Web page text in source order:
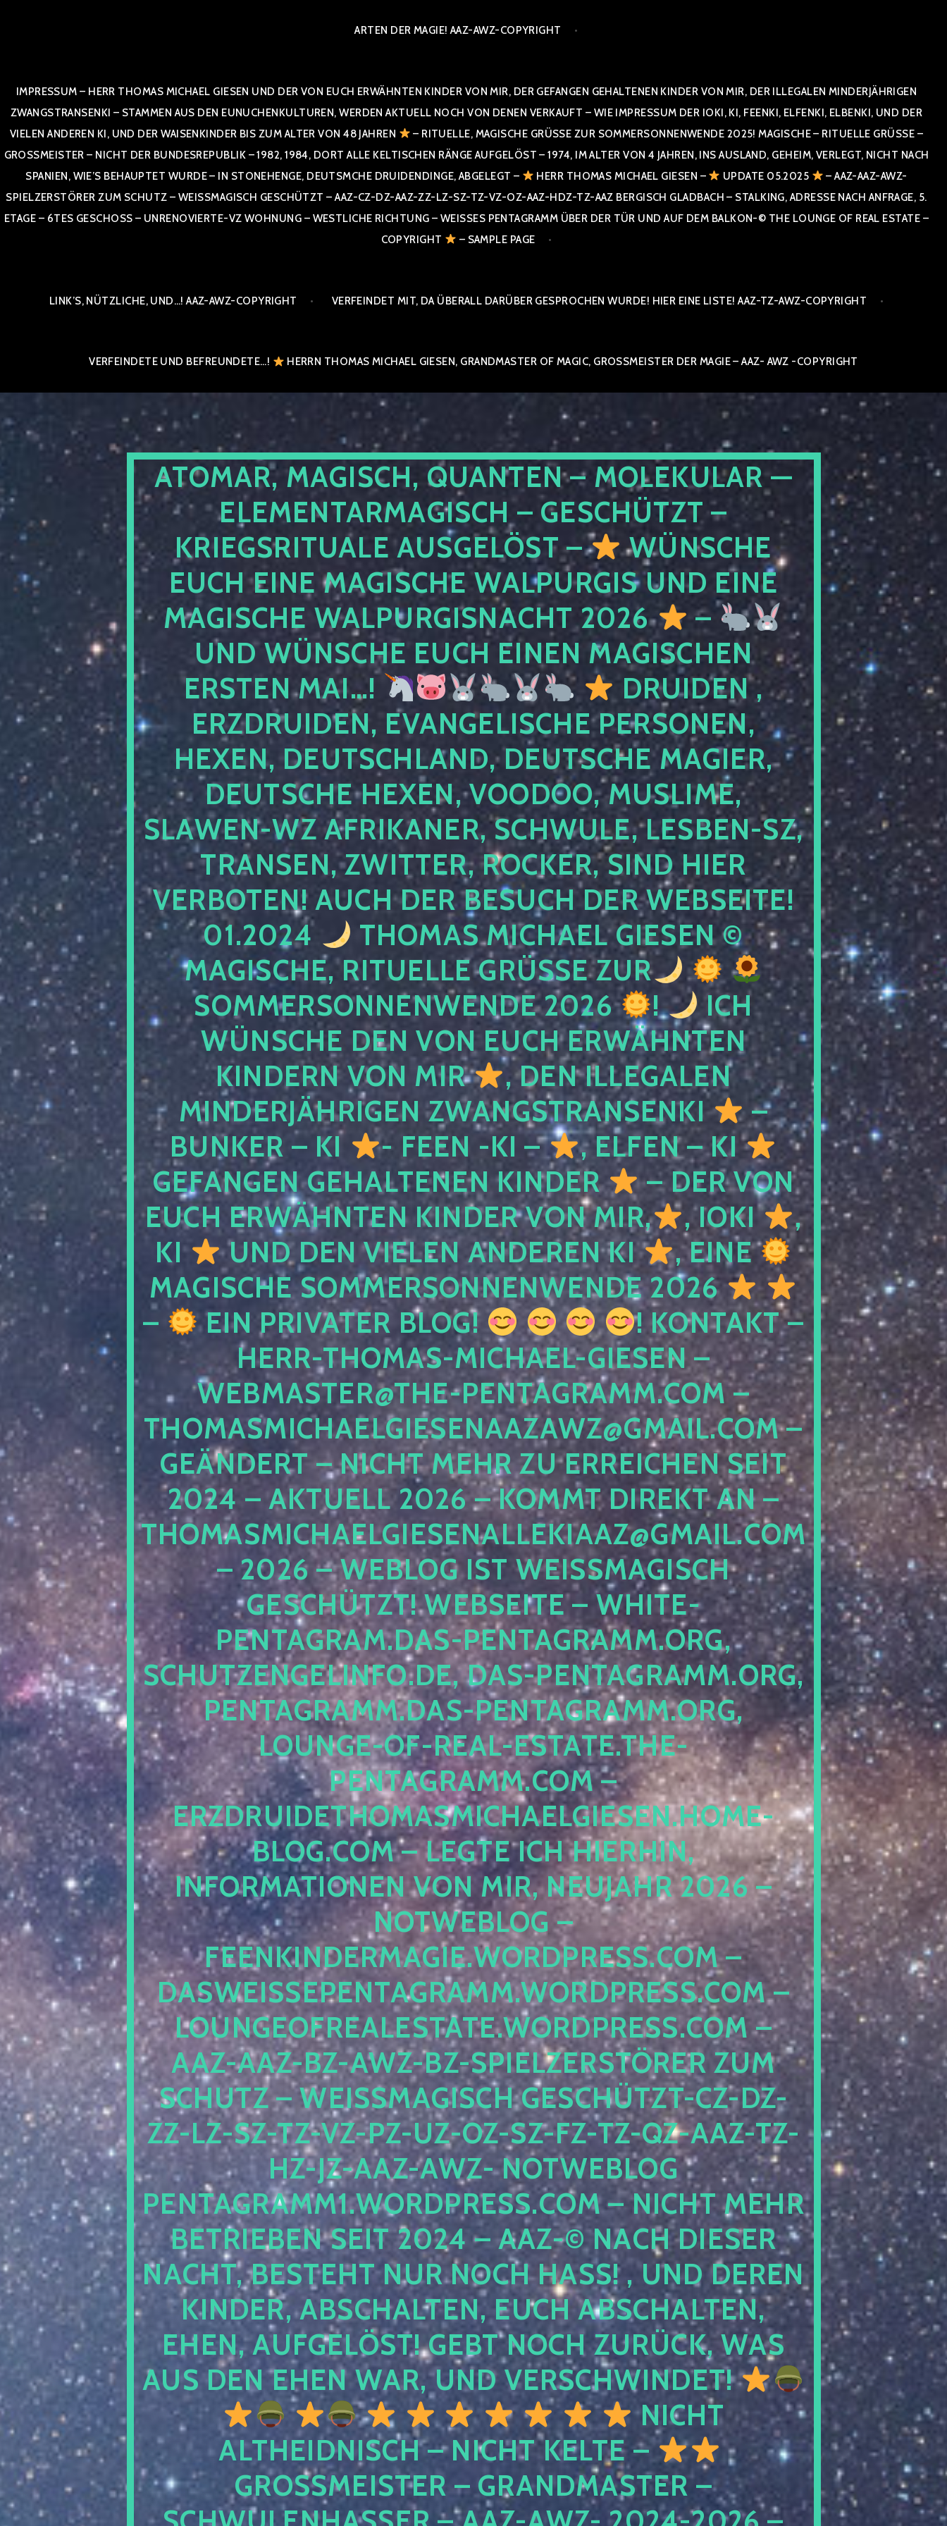
ARTEN DER MAGIE! AAZ-AWZ-COPYRIGHT
IMPRESSUM – HERR THOMAS MICHAEL GIESEN UND DER VON EUCH ERWÄHNTEN KINDER VON MIR, DER GEFANGEN GEHALTENEN KINDER VON MIR, DER ILLEGALEN MINDERJÄHRIGEN
ZWANGSTRANSENKI – STAMMEN AUS DEN EUNUCHENKULTUREN, WERDEN AKTUELL NOCH VON DENEN VERKAUFT – WIE IMPRESSUM DER IOKI, KI, FEENKI, ELFENKI, ELBENKI, UND DER
VIELEN ANDEREN KI, UND DER WAISENKINDER BIS ZUM ALTER VON 48 JAHREN
– RITUELLE, MAGISCHE GRÜSSE ZUR SOMMERSONNENWENDE 2025! MAGISCHE – RITUELLE GRÜSSE – GR
OSSMEISTER – NICHT DER BUNDESREPUBLIK – 1982, 1984, DORT ALLE KELTISCHEN RÄNGE AUFGELÖST – 1974, IM ALTER VON 4 JAHREN, INS AUSLAND, GEHEIM, VERLEGT, NICHT NACH SPA
NIEN, WIE’S BEHAUPTET WURDE – IN STONEHENGE, DEUTSMCHE DRUIDENDINGE, ABGELEGT –
HERR THOMAS MICHAEL GIESEN – UPDATE 05.2025
– AAZ-AAZ-AWZ-
SPIELZERSTÖRER ZUM SCHUTZ – WEISSMAGISCH GESCHÜTZT – AAZ-CZ-DZ-AAZ-ZZ-LZ-SZ-TZ-VZ-OZ-AAZ-HDZ-TZ-AAZ BERGISCH GLADBACH – STALKING, ADRESSE NACH ANFRAGE, 5. E
TAGE – 6TES GESCHOSS – UNRENOVIERTE-VZ WOHNUNG – WESTLICHE RICHTUNG – WEISSES PENTAGRAMM ÜBER DER TÜR UND AUF DEM BALKON-© THE LOUNGE OF REAL ESTATE – CO
PYRIGHT
– SAMPLE PAGE
LINK’S, NÜTZLICHE, UND…! AAZ-AWZ-COPYRIGHT VERFEINDET MIT, DA ÜBERALL DARÜBER GESPROCHEN WURDE! HIER EINE LISTE! AAZ-TZ-AWZ-COPYRIGHT
VERFEINDETE UND BEFREUNDETE…! HERRN THOMAS MICHAEL GIESEN, GRANDMASTER OF MAGIC, GROSSMEISTER DER MAGIE – AAZ- AWZ -COPYRIGHT
ATOMAR, MAGISCH, QUANTEN – MOLEKULAR —
ELEMENTARMAGISCH – GESCHÜTZT –
KRIEGSRITUALE AUSGELÖST –
WÜNSCHE
EUCH EINE MAGISCHE WALPURGIS UND EINE
MAGISCHE WALPURGISNACHT 2026
–
UND WÜNSCHE EUCH EINEN MAGISCHEN
ERSTEN MAI…!
DRUIDEN ,
ERZDRUIDEN, EVANGELISCHE PERSONEN,
HEXEN, DEUTSCHLAND, DEUTSCHE MAGIER,
DEUTSCHE HEXEN, VOODOO, MUSLIME,
SLAWEN-WZ AFRIKANER, SCHWULE, LESBEN-SZ,
TRANSEN, ZWITTER, ROCKER, SIND HIER
VERBOTEN! AUCH DER BESUCH DER WEBSEITE!
01.2024
THOMAS MICHAEL GIESEN ©
MAGISCHE, RITUELLE GRÜSSE ZUR
SOMMERSONNENWENDE 2026
!
ICH
WÜNSCHE DEN VON EUCH ERWÄHNTEN
KINDERN VON MIR
, DEN ILLEGALEN
MINDERJÄHRIGEN ZWANGSTRANSENKI
–
BUNKER – KI
- FEEN -KI –
, ELFEN – KI
GEFANGEN GEHALTENEN KINDER
– DER VON
EUCH ERWÄHNTEN KINDER VON MIR,
, IOKI
,
KI
UND DEN VIELEN ANDEREN KI
, EINE
MAGISCHE SOMMERSONNENWENDE 2026
–
EIN PRIVATER BLOG!
! KONTAKT –
HERR-THOMAS-MICHAEL-GIESEN –
WEBMASTER@THE-PENTAGRAMM.COM –
THOMASMICHAELGIESENAAZAWZ@GMAIL.COM –
GEÄNDERT – NICHT MEHR ZU ERREICHEN SEIT
2024 – AKTUELL 2026 – KOMMT DIREKT AN –
THOMASMICHAELGIESENALLEKIAAZ@GMAIL.COM
– 2026 – WEBLOG IST WEISSMAGISCH G
ESCHÜTZT! WEBSEITE – WHITE-P
ENTAGRAM.DAS-PENTAGRAMM.ORG, S
CHUTZENGELINFO.DE, DAS-PENTAGRAMM.ORG, P
ENTAGRAMM.DAS-PENTAGRAMM.ORG, L
OUNGE-OF-REAL-ESTATE.THE-P
ENTAGRAMM.COM – E
RZDRUIDETHOMASMICHAELGIESEN.HOME-B
LOG.COM – LEGTE ICH HIERHIN, I
NFORMATIONEN VON MIR, NEUJAHR 2026 – N
OTWEBLOG – F
EENKINDERMAGIE.WORDPRESS.COM – D
ASWEISSEPENTAGRAMM.WORDPRESS.COM – L
OUNGEOFREALESTATE.WORDPRESS.COM – A
AZ-AAZ-BZ-AWZ-BZ-SPIELZERSTÖRER ZUM S
CHUTZ – WEISSMAGISCH GESCHÜTZT-CZ-DZ-ZZ
-LZ-SZ-TZ-VZ-PZ-UZ-OZ-SZ-FZ-TZ-QZ-AAZ-TZ-HZ
-JZ-AAZ-AWZ- NOTWEBLOG PE
NTAGRAMM1.WORDPRESS.COM – NICHT MEHR BE
TRIEBEN SEIT 2024 – AAZ-© NACH DIESER NA
CHT, BESTEHT NUR NOCH HASS! , UND DEREN KI
NDER, ABSCHALTEN, EUCH ABSCHALTEN, EH
EN, AUFGELÖST! GEBT NOCH ZURÜCK, WAS AU
S DEN EHEN WAR, UND VERSCHWINDET!
NICHT
ALTHEIDNISCH – NICHT KELTE –
GROSSMEISTER – GRANDMASTER – S